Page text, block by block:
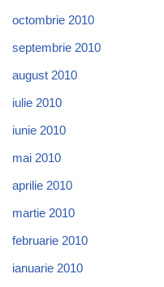
octombrie 2010
septembrie 2010
august 2010
iulie 2010
iunie 2010
mai 2010
aprilie 2010
martie 2010
februarie 2010
ianuarie 2010